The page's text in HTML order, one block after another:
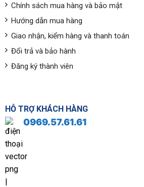
Chính sách mua hàng và bảo mật
Hướng dẫn mua hàng
Giao nhận, kiểm hàng và thanh toán
Đổi trả và bảo hành
Đăng ký thành viên
HỖ TRỢ KHÁCH HÀNG
0969.57.61.61